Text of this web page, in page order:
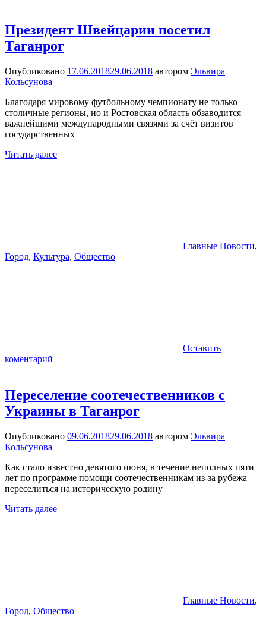
Президент Швейцарии посетил
Таганрог
Опубликовано 17.06.201829.06.2018 автором Эльвира
Кольсунова
Благодаря мировому футбольному чемпионату не только
столичные регионы, но и Ростовская область обзаводится
важнейшими международными связями за счёт визитов
государственных
Читать далее
Главные Новости,
Город, Культура, Общество
Оставить
коментарий
Переселение соотечественников с
Украины в Таганрог
Опубликовано 09.06.201829.06.2018 автором Эльвира
Кольсунова
Как стало известно девятого июня, в течение неполных пяти
лет по программе помощи соотечественникам из-за рубежа
переселиться на историческую родину
Читать далее
Главные Новости,
Город, Общество